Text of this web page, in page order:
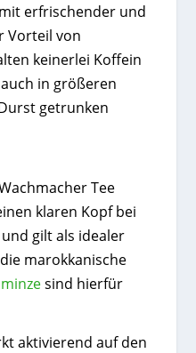
erfrischender und
Vorteil von
keinerlei Koffein
in größeren
getrunken
Tee
klaren Kopf bei
gilt als idealer
marokkanische
sind hierfür
aktivierend auf den